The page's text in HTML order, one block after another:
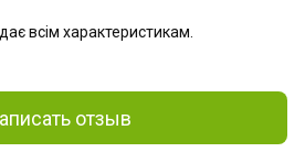
всім характеристикам.
отзыв